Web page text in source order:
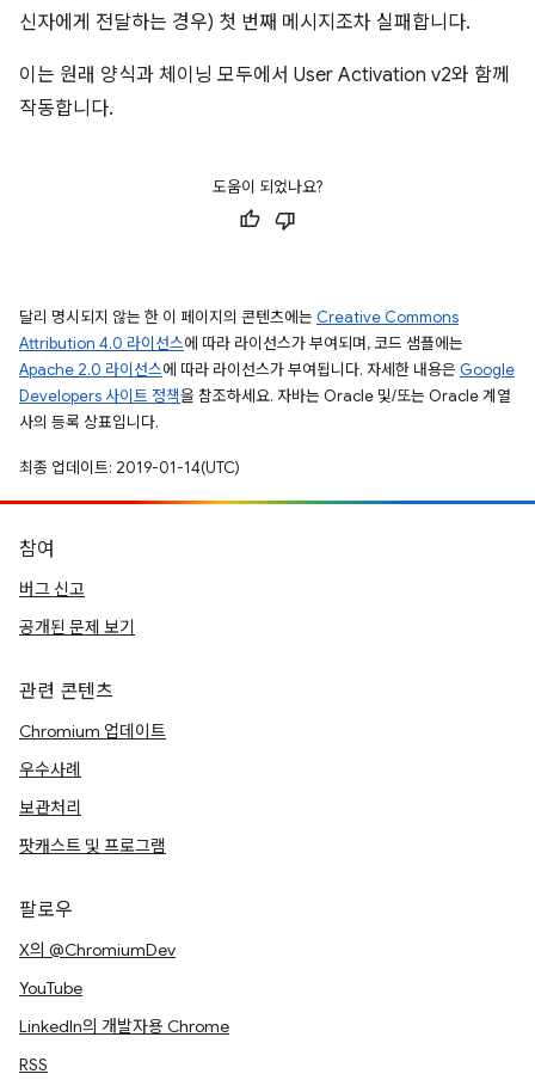
신자에게 전달하는 경우) 첫 번째 메시지조차 실패합니다.
이는 원래 양식과 체이닝 모두에서 User Activation v2와 함께
작동합니다.
도움이 되었나요?
달리 명시되지 않는 한 이 페이지의 콘텐츠에는 Creative Commons
Attribution 4.0 라이선스에 따라 라이선스가 부여되며, 코드 샘플에는
Apache 2.0 라이선스에 따라 라이선스가 부여됩니다. 자세한 내용은 Google
Developers 사이트 정책을 참조하세요. 자바는 Oracle 및/또는 Oracle 계열
사의 등록 상표입니다.
최종 업데이트: 2019-01-14(UTC)
참여
버그 신고
공개된 문제 보기
관련 콘텐츠
Chromium 업데이트
우수사례
보관처리
팟캐스트 및 프로그램
팔로우
X의 @ChromiumDev
YouTube
LinkedIn의 개발자용 Chrome
RSS